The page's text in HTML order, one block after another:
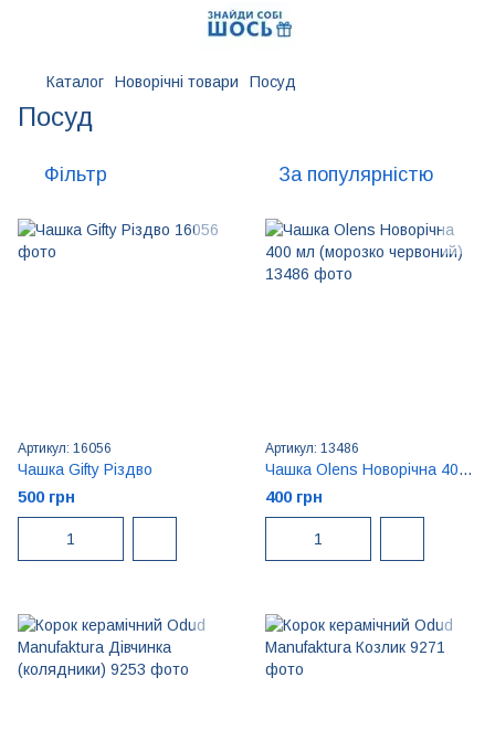
Каталог Новорічні товари Посуд
Посуд
Фільтр За популярністю
Артикул: 16056
Чашка Gifty Різдво
500 грн
Артикул: 13486
Чашка Olens Новорічна 400 мл (морозко червоний)
400 грн